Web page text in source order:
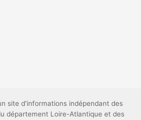
site d'informations indépendant des
département Loire-Atlantique et des